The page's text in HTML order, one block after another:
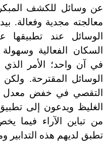
عن وسائل للكشف
معالجته مجدية وفعالة.
الوسائل عند
السكان الفعالية
في آن واحد؛ الأمر
الوسائل المقترحة.
التقصي في خفض معدل
الغليظ ويدعون إلى
من تباين الآراء فيما
تطبق لديهم هذه التدابير